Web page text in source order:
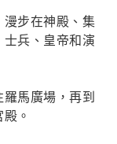
漫步在神殿、集
兵、皇帝和演
馬廣場，再到
。